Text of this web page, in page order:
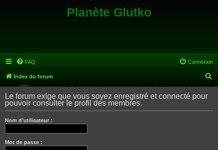
Planète Glutko
FAQ Connexion
Index du forum
e
h
Le forum exige que vous soyez enregistré et connecté pour
pouvoir consulter le profil des membres.
Nom d’utilisateur :
Mot de passe :